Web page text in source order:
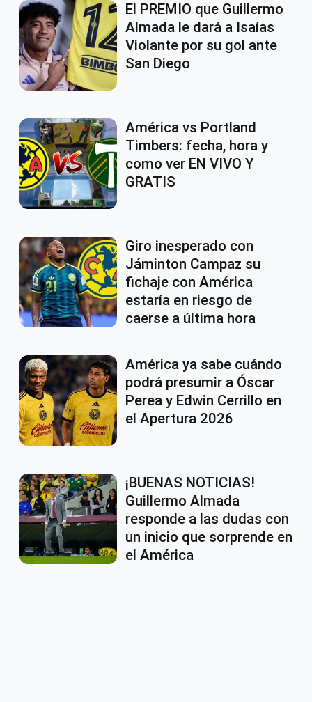
El PREMIO que Guillermo
Almada le dará a Isaías
Violante por su gol ante
San Diego
América vs Portland
Timbers: fecha, hora y
como ver EN VIVO Y
GRATIS
Giro inesperado con
Jáminton Campaz su
fichaje con América
estaría en riesgo de
caerse a última hora
América ya sabe cuándo
podrá presumir a Óscar
Perea y Edwin Cerrillo en
el Apertura 2026
¡BUENAS NOTICIAS!
Guillermo Almada
responde a las dudas con
un inicio que sorprende en
el América